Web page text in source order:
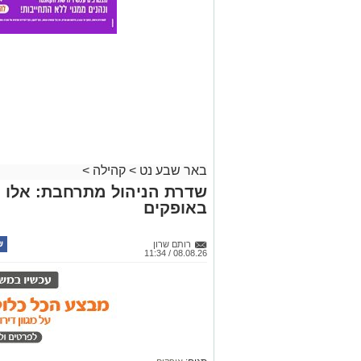
באר שבע נט > קהילה >
שדרת הניהול מתרחבת:
באופקים
רותם שרון
08.08.26 / 11:34